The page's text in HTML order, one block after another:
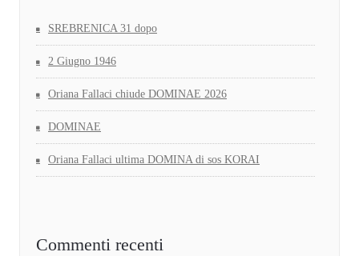
SREBRENICA 31 dopo
2 Giugno 1946
Oriana Fallaci chiude DOMINAE 2026
DOMINAE
Oriana Fallaci ultima DOMINA di sos KORAI
Commenti recenti